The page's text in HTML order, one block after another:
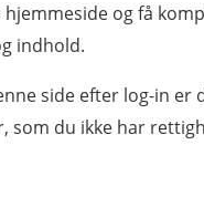
og få
indhold.
side efter log-in er
som du ikke har